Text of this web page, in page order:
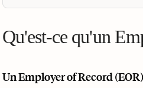
Qu'est-ce qu'un
Un Employer of Record